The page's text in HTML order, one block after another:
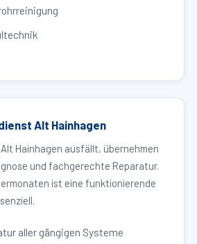
Alt Hainhagen
Hainhagen ausfällt, übernehmen
und fachgerechte Reparatur.
ist eine funktionierende
aller gängigen Systeme